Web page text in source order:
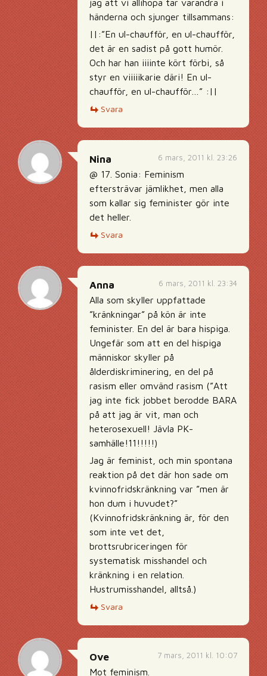
jag att vi allihopa tar varandra i
händerna och sjunger tillsammans:
||:”En ul-chaufför, en ul-chaufför,
det är en sadist på gott humör.
Och har han iiiinte kört förbi, så
styr en viiiiikarie däri! En ul-
chaufför, en ul-chaufför…” :||
Svara
6 mars, 2011 kl. 23:26
Nina
@ 17. Sonia: Feminism
eftersträvar jämlikhet, men alla
som kallar sig feminister gör inte
det heller.
Svara
6 mars, 2011 kl. 23:34
Anna
Alla som skyller uppfattade
”kränkningar” på kön är inte
feminister. En del är bara hispiga.
Ungefär som att en del hispiga
människor skyller på
ålderdiskriminering, en del på
rasism eller omvänd rasism (”Att
jag inte fick jobbet berodde BARA
på att jag är vit, man och
heterosexuell! Jävla PK-
samhälle!11!!!!!)
Jag är feminist, och min spontana
reaktion på det där hon sade om
kvinnofridskränkning var ”men är
hon dum i huvudet?”
(Kvinnofridskränkning är, för den
som inte vet det,
brottsrubriceringen för
systematisk misshandel och
kränkning i en relation.
Hustrumisshandel, alltså.)
Svara
7 mars, 2011 kl. 10:07
Ove
Mot feminism.